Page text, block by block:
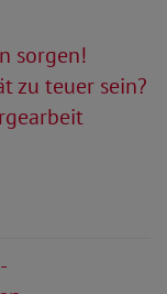
sorgen!
zu teuer sein?